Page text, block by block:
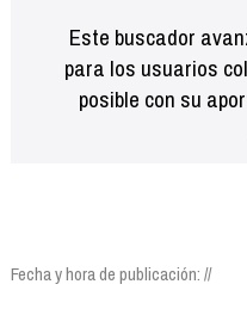
Este buscador
para los usuarios
posible con su
Fecha y hora de publicación: //